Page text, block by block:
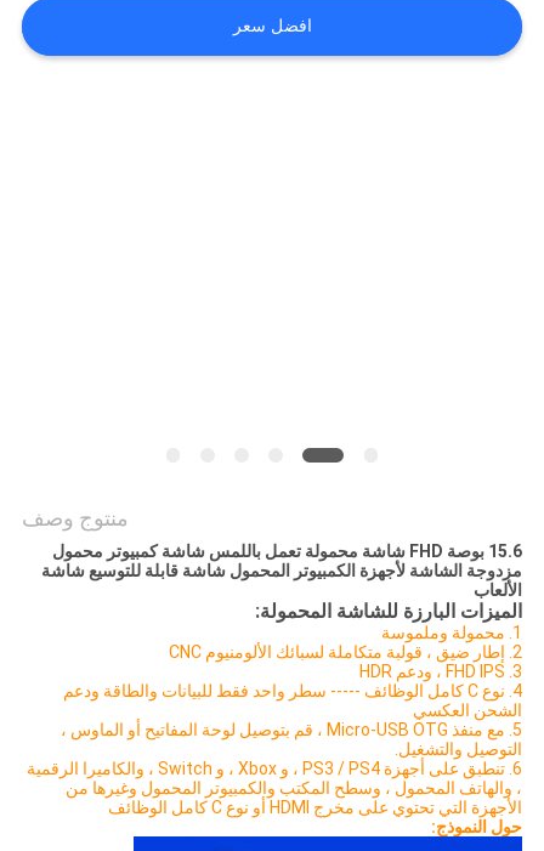
اطلب
اقتباس
افضل سعر
منتوج وصف
15.6 بوصة FHD شاشة محمولة تعمل باللمس شاشة كمبيوتر محمول
مزدوجة الشاشة لأجهزة الكمبيوتر المحمول شاشة قابلة للتوسيع شاشة
الألعاب
الميزات البارزة للشاشة المحمولة:
1. محمولة وملموسة
2. إطار ضيق ، قولبة متكاملة لسبائك الألومنيوم CNC
3. FHD IPS ، ودعم HDR
4. نوع C كامل الوظائف ----- سطر واحد فقط للبيانات والطاقة ودعم
الشحن العكسي
5. مع منفذ Micro-USB OTG ، قم بتوصيل لوحة المفاتيح أو الماوس ،
التوصيل والتشغيل.
6. تنطبق على أجهزة PS3 / PS4 ، و Xbox ، و Switch ، والكاميرا الرقمية
، والهاتف المحمول ، وسطح المكتب والكمبيوتر المحمول وغيرها من
الأجهزة التي تحتوي على مخرج HDMI أو نوع C كامل الوظائف
حول النموذج: